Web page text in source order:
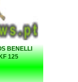
BENELLI
125